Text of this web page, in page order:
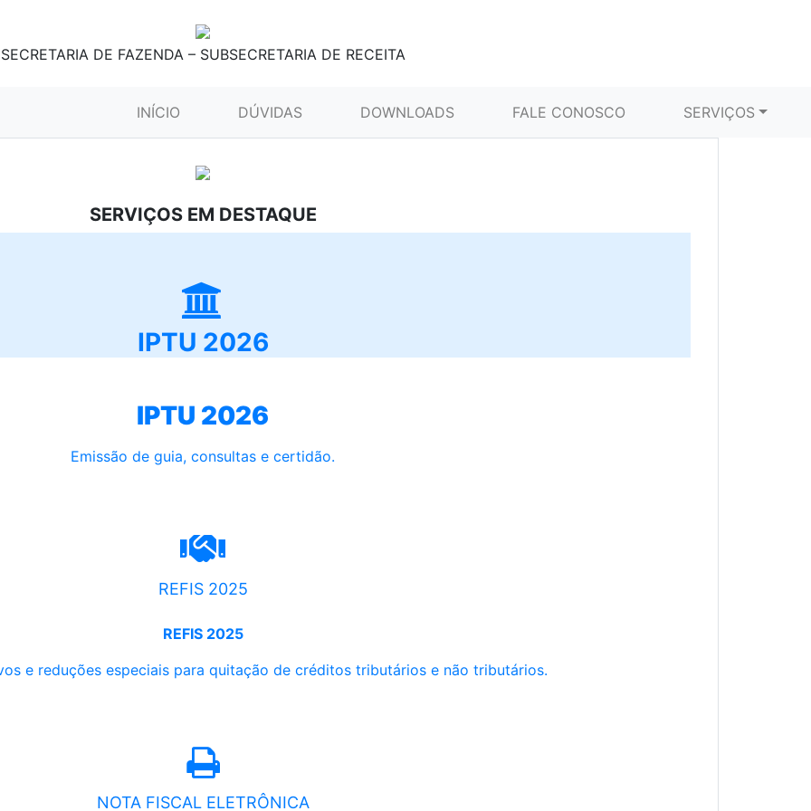
SECRETARIA DE FAZENDA – SUBSECRETARIA DE RECEITA
INÍCIO (CURRENT)DÚVIDAS DOWNLOADS FALE CONOSCO SERVIÇOS
SERVIÇOS EM DESTAQUE
IPTU 2026
IPTU 2026
Emissão de guia, consultas e certidão.
REFIS 2025
REFIS 2025
e reduções especiais para quitação de créditos tributários e não tributários.
NOTA FISCAL ELETRÔNICA